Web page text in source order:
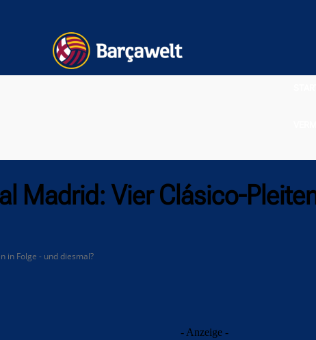
Madrid: Vier Clásico-
in Folge - und diesmal?
- Anzeige -